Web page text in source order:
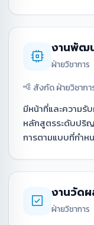
งานพัฒ
ฝ่ายวิชาการ
สังกัด ฝ่ายวิชากา
มีหน้าที่และความ
หลักสูตรระดับปริ
การตามแบบที่กำห
งานวัดผ
ฝ่ายวิชาการ